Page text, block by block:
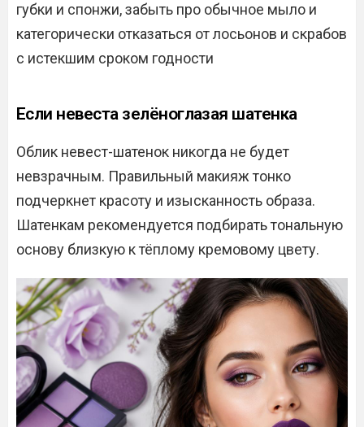
губки и спонжи, забыть про обычное мыло и
категорически отказаться от лосьонов и скрабов
с истекшим сроком годности
Если невеста зелёноглазая шатенка
Облик невест-шатенок никогда не будет
невзрачным. Правильный макияж тонко
подчеркнет красоту и изысканность образа.
Шатенкам рекомендуется подбирать тональную
основу близкую к тёплому кремовому цвету.